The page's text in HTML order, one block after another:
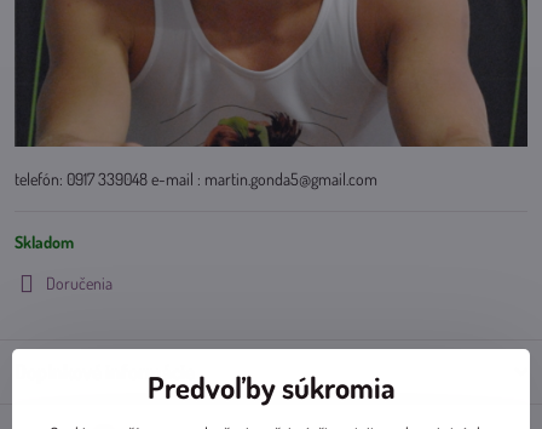
telefón: 0917 339048 e-mail : martin.gonda5@gmail.com
Skladom
Doručenia
Doplnkové informáciePredvoľby súkromia